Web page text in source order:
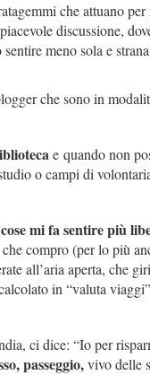
che attuano
discussione,
meno sola e
che sono in
e quando non
o campi di
mi fa sentire più
compro (per lo più
all’aria aperta, che
in “valuta viaggi”
ci dice: “Ioper
passeggio,vivo delle